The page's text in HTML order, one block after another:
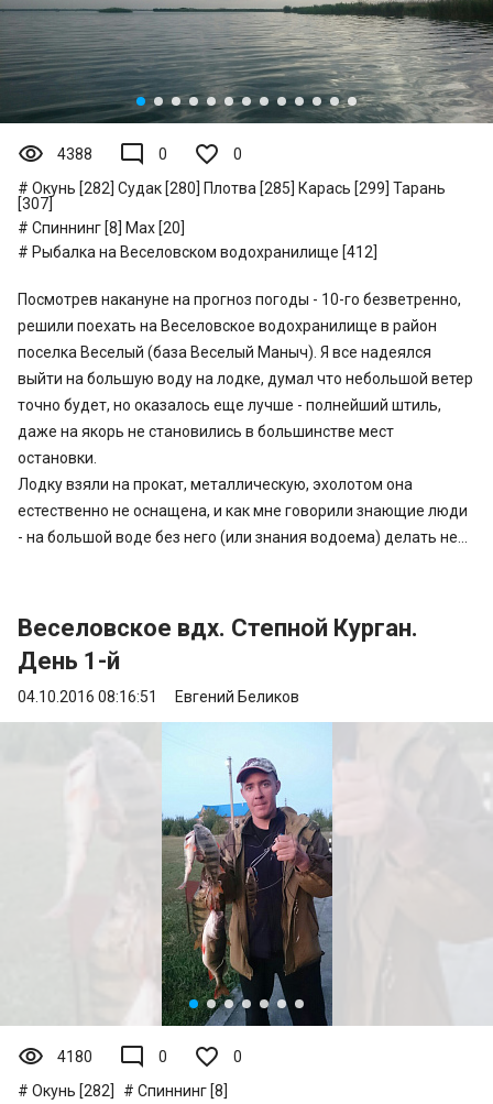
visibility 4388 mode_comment 0
0
Окунь [282] Судак [280] Плотва [285] Карась [299] Тарань
[307]
Спиннинг [8] Мах [20]
Рыбалка на Веселовском водохранилище [412]
Посмотрев накануне на прогноз погоды - 10-го безветренно,
решили поехать на Веселовское водохранилище в район
поселка Веселый (база Веселый Маныч). Я все надеялся
выйти на большую воду на лодке, думал что небольшой ветер
точно будет, но оказалось еще лучше - полнейший штиль,
даже на якорь не становились в большинстве мест
остановки.
Лодку взяли на прокат, металлическую, эхолотом она
естественно не оснащена, и как мне говорили знающие люди
- на большой воде без него (или знания водоема) делать не...
Веселовское вдх. Степной Курган.
День 1-й
04.10.2016 08:16:51 Евгений Беликов
visibility 4180 mode_comment 0
0
Окунь [282]
Спиннинг [8]